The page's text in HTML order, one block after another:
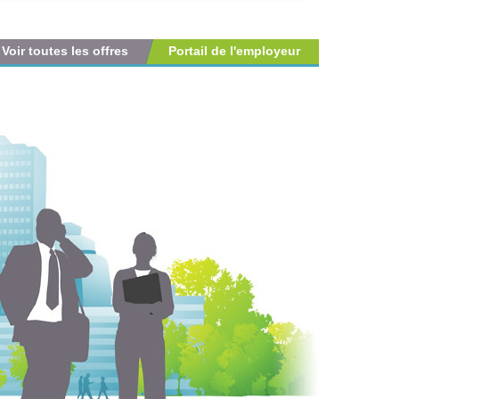
Portail de l'employeur
Voir toutes les offres